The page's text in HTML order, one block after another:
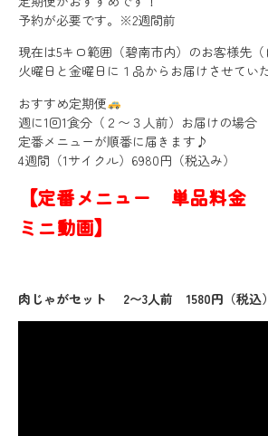
予約が必要です。※2週間前
現在は5キロ範囲（碧南市内）のお客様先（
火曜日と金曜日に１品からお届けさせてい
おすすめ定期便
週に1回1食分（２〜３人前）お届けの場合
定番メニューが順番に届きます♪
4週間（1サイクル）6980円（税込み）
【定番メニュー 単品料金
ミニ動画】
肉じゃがセット 2〜3人前 1580円（税込）